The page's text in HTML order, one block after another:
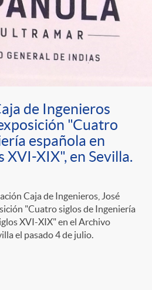
de Ingenieros
"Cuatro
española en
XVI-XIX", en Sevilla.
Caja de Ingenieros, José
"Cuatro siglos de Ingeniería
XVI-XIX" en el Archivo
el pasado 4 de julio.